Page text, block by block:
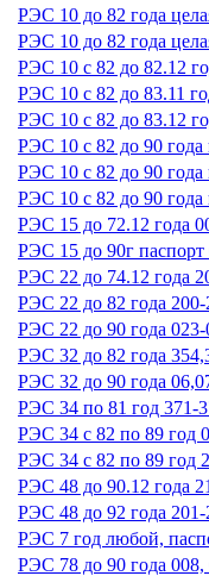
РЭС 10 до 82 года
РЭС 10 до 82 года
РЭС 10 с 82 до 82.12
РЭС 10 с 82 до 83.11
РЭС 10 с 82 до 83.12
РЭС 10 с 82 до 90
РЭС 10 с 82 до 90 года
РЭС 10 с 82 до 90 года
РЭС 15 до 72.12 года
РЭС 15 до 90г
РЭС 22 до 74.12 года
РЭС 22 до 82 года 200-
РЭС 22 до 90 года 023-
РЭС 32 до 82 года
РЭС 32 до 90 года
РЭС 34 по 81 год 371-
РЭС 34 с 82 по 89 год
РЭС 34 с 82 по 89 год
РЭС 48 до 90.12 года
РЭС 48 до 92 года 201-
РЭС 7 год любой,
РЭС 78 до 90 года 008,